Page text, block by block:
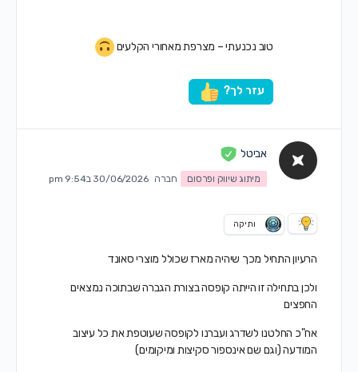
טוב נכנעתי – מצרפת מאחורי הקלעים
עזר לך?
אביטל
מיתוג שיווק ופרסום חברה 30/06/2026 ב9:54 pm
ותיקה
הרעיון התחיל מכך שיהיה מארז שכולל מוצרי סאונד
ולכן בתחילה זו הייתה קופסה בצורת הגברה שבתוכה נמצאים
החפצים
אח"כ החלטנו לשדרג ועברנו לקופסה שעוטפת את כל עיצוב
המודעה (וגם שם אינספור סקיצות ומיקומים)